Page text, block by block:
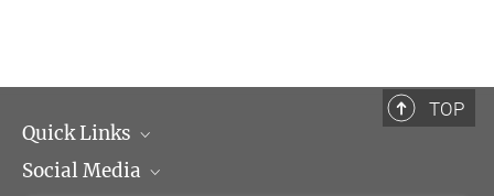
TOP
Quick Links
Institutsleitung
Social Media